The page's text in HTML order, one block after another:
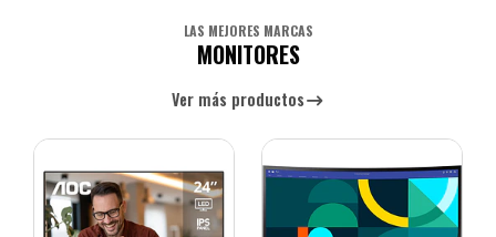
LAS MEJORES MARCAS
MONITORES
Ver más productos